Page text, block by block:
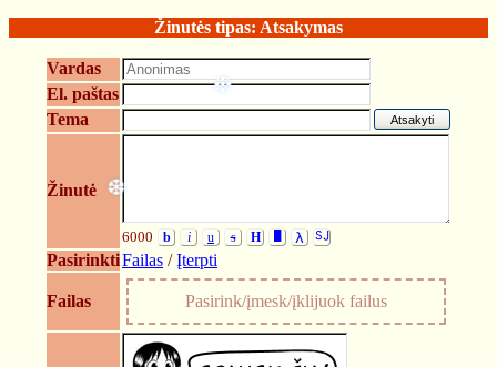
Žinutės tipas: Atsakymas
Vardas
El. paštas
Tema
Žinutė
6000 b i u s H λ SJ
PasirinktiFailas /Įterpti
Failas Pasirink/įmesk/įklijuok failus
❉
❄